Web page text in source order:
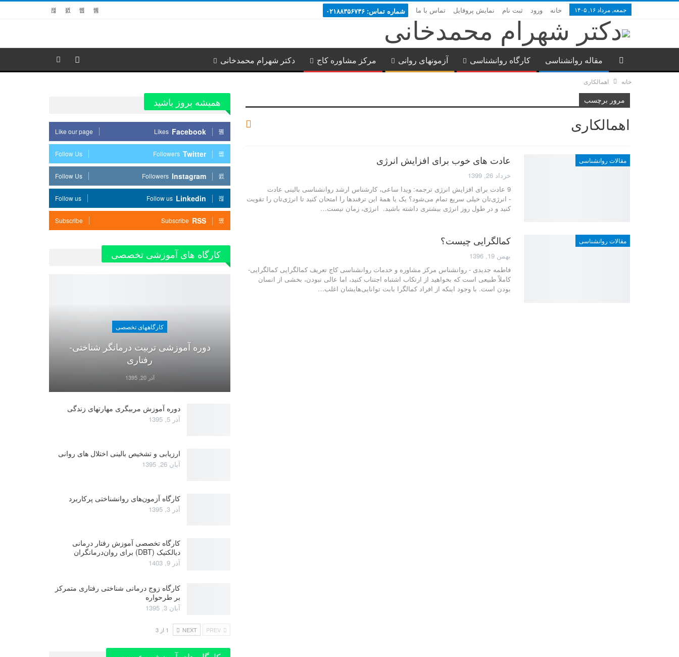
جمعه, مرداد ۱۶, ۱۴۰۵ خانه ورود ثبت نام نمایش پروفایل تماس با ما شماره تماس: ۰۲۱۸۸۳۵۶۷۳۶
مقاله روانشناسی کارگاه روانشناسی آزمونهای روانی مرکز مشاوره کاج دکتر شهرام محمدخانی
خانه اهمالکاری
مرور برچسب
اهمالکاری
مقالات روانشناسی عادت های خوب برای افزایش انرژی
خرداد 26, 1399
9 عادت برای افزایش انرژی ترجمه: ویدا ساعی، کارشناس ارشد روانشناسی بالینی عادت
- انرژی‌تان خیلی سریع تمام می‌شود؟ یک یا همۀ این ترفندها را امتحان کنید تا انرژی‌تان را تقویت
کنید و در طول روز انرژی بیشتری داشته باشید. انرژی، زمان نیست…
مقالات روانشناسی کمالگرایی چیست؟
بهمن 19, 1396
فاطمه جدیدی - روانشناس مرکز مشاوره و خدمات روانشناسی کاج تعریف کمالگرایی کمالگرایی-
کاملاً طبیعی است که بخواهید از ارتکاب اشتباه اجتناب کنید، اما عالی نبودن، بخشی از انسان
بودن است. با وجود اینکه از افراد کمالگرا بابت توانایی‌هایشان اغلب…
همیشه بروز باشید
Facebook
Likes
Like our page
Twitter
Followers
Follow Us
Instagram
Followers
Follow Us
Linkedin
Follow us
Follow us
RSS
Subscribe
Subscribe
کارگاه های آموزشی تخصصی
کارگاههای تخصصی
دوره آموزشی تربیت درمانگر شناختی-
رفتاری
آذر 20, 1395
دوره آموزش مربیگری مهارتهای زندگی
آذر 5, 1395
ارزیابی و تشخیص بالینی اختلال های روانی
آبان 26, 1395
کارگاه آزمون‌های روانشناختی پرکاربرد
آذر 3, 1395
کارگاه تخصصی آموزش رفتار درمانی
دیالکتیک (DBT) برای روان‌درمانگران
آذر 9, 1403
کارگاه زوج‌ درمانی شناختی رفتاری متمرکز
بر طرحواره
آبان 3, 1395
NEXT 1 از 3